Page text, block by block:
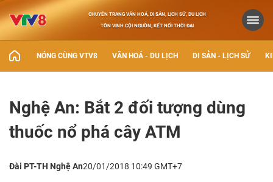
CHUYÊN TRANG VĂN HOÁ, DI SẢN, LỊCH SỬ, DU LỊCH
TÔN VINH CỘI NGUỒN, KẾT NỐI THỜI ĐẠI
NÓNG CÙNG VTV8 VĂN HOÁ - DU LỊCH DI SẢN - LỊCH SỬ
Nghệ An: Bắt 2 đối tượng dùng
thuốc nổ phá cây ATM
Đài PT-TH Nghệ An20/01/2018 10:49 GMT+7